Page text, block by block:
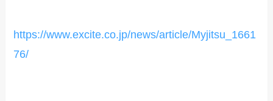
https://www.excite.co.jp/news/article/Myjitsu_1661
76/